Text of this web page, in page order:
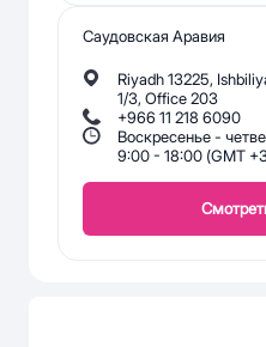
Саудовская Аравия
Riyadh 13225,
1/3, Office 203
+966 11 218 6090
Воскресенье -
9:00 - 18:00 (GMT